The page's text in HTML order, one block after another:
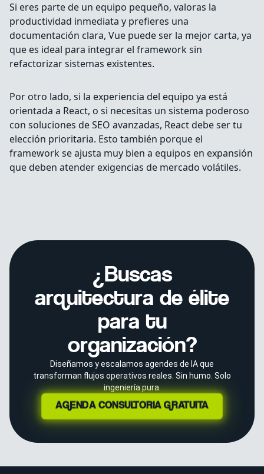
Si eres parte de un equipo pequeño, valoras la
productividad inmediata y prefieres una
documentación clara, Vue puede ser la mejor carta, ya
que es ideal para integrar el framework sin
refactorizar sistemas existentes.
Por otro lado, si la experiencia del equipo ya está
orientada a React, o si necesitas un sistema poderoso
con soluciones de SEO avanzadas, React debe ser tu
elección prioritaria. Esto también porque el
framework se ajusta muy bien a equipos en expansión
que deben atender exigencias de mercado volátiles.
¿Buscas
arquitectura de élite
para tu
organización?
Diseñamos y escalamos agendes de IA que
transforman flujos operativos reales. Sin humo. Solo
ingeniería pura.
AGENDA CONSULTORÍA GRATUITA